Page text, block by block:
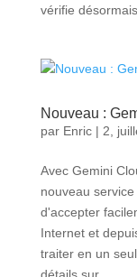
vérifie désormais
Nouveau :
par Enric| 2,
Avec Gemini
nouveau
d'accepter
Internet et
traiter en un